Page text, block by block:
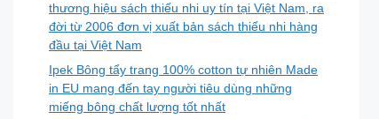
thương hiệu sách thiếu nhi uy tín tại Việt Nam, ra
đời từ 2006 đơn vị xuất bản sách thiếu nhi hàng
đầu tại Việt Nam
Ipek Bông tẩy trang 100% cotton tự nhiên Made
in EU mang đến tay người tiêu dùng những
miếng bông chất lượng tốt nhất